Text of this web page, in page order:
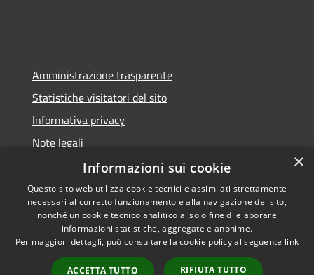
Amministrazione trasparente
Statistiche visitatori del sito
Informativa privacy
Note legali
Dichiarazione di accessibilità
RSS
Accessibilità
Copyright © 2026 • Comune di
Pontelongo • Powered by
Municipium• Accesso
×
Informazioni sui cookie
Questo sito web utilizza cookie tecnici e assimilati strettamente
necessari al corretto funzionamento e alla navigazione del sito,
nonché un cookie tecnico analitico al solo fine di elaborare
informazioni statistiche, aggregate e anonime.
Per maggiori dettagli, può consultare la cookie policy al seguente link
ACCETTA TUTTO RIFIUTA TUTTO